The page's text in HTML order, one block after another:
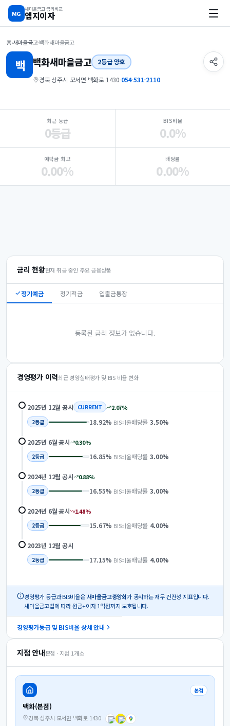
MG
새마을금고 금리비교
엠지이자
홈›새마을금고›백화새마을금고
백 백화새마을금고 2등급 양호
경북 상주시 모서면 백화로 1430·054-531-2110
지점 핵심 지표 요약
최근 등급
0등급
BIS비율
0.0%
예탁금 최고
0.00%
배당률
0.00%
금리 현황현재 취급 중인 주요 금융상품
정기예금 정기적금 입출금통장
등록된 금리 정보가 없습니다.
경영평가 이력최근 경영실태평가 및 BIS 비율 변화
2025년 12월 공시 CURRENT 2.07%
2등급 18.92% BIS비율배당률 3.50%
2025년 6월공시 0.30%
2등급 16.85% BIS비율배당률 3.00%
2024년 12월 공시 0.88%
2등급 16.55% BIS비율배당률 3.00%
2024년 6월공시 1.48%
2등급 15.67% BIS비율배당률 4.00%
2023년 12월 공시
2등급 17.15% BIS비율배당률 4.00%
경영평가 등급과 BIS비율은 새마을금고중앙회가 공시하는 재무 건전성 지표입니다.
새마을금고법에 따라 원금+이자 1억원까지 보호됩니다.
경영평가등급 및 BIS비율 상세 안내
지점 안내본점 · 지점 1개소
본점
백화(본점)
경북 상주시 모서면 백화로 1430